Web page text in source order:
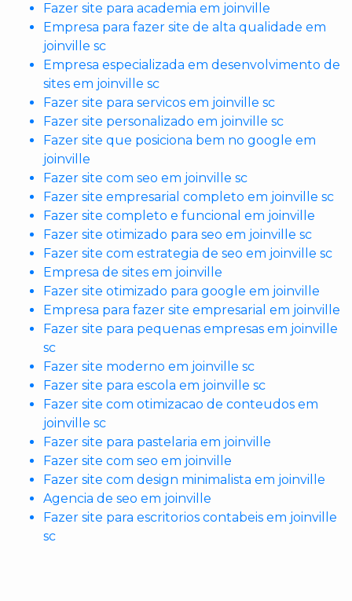
Fazer site para academia em joinville
Empresa para fazer site de alta qualidade em
joinville sc
Empresa especializada em desenvolvimento de
sites em joinville sc
Fazer site para servicos em joinville sc
Fazer site personalizado em joinville sc
Fazer site que posiciona bem no google em
joinville
Fazer site com seo em joinville sc
Fazer site empresarial completo em joinville sc
Fazer site completo e funcional em joinville
Fazer site otimizado para seo em joinville sc
Fazer site com estrategia de seo em joinville sc
Empresa de sites em joinville
Fazer site otimizado para google em joinville
Empresa para fazer site empresarial em joinville
Fazer site para pequenas empresas em joinville
sc
Fazer site moderno em joinville sc
Fazer site para escola em joinville sc
Fazer site com otimizacao de conteudos em
joinville sc
Fazer site para pastelaria em joinville
Fazer site com seo em joinville
Fazer site com design minimalista em joinville
Agencia de seo em joinville
Fazer site para escritorios contabeis em joinville
sc